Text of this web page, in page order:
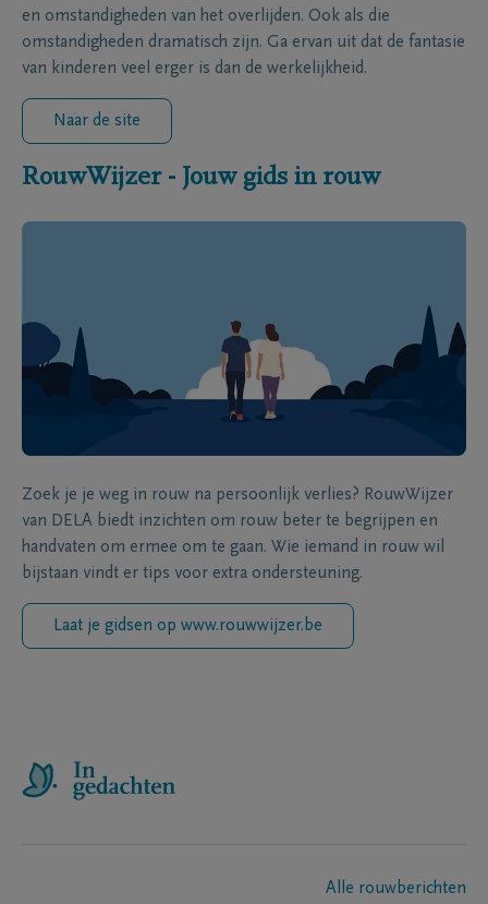
en omstandigheden van het overlijden. Ook als die
omstandigheden dramatisch zijn. Ga ervan uit dat de fantasie
van kinderen veel erger is dan de werkelijkheid.
Naar de site
RouwWijzer - Jouw gids in rouw
Zoek je je weg in rouw na persoonlijk verlies? RouwWijzer
van DELA biedt inzichten om rouw beter te begrijpen en
handvaten om ermee om te gaan. Wie iemand in rouw wil
bijstaan vindt er tips voor extra ondersteuning.
Laat je gidsen op www.rouwwijzer.be
Alle rouwberichten